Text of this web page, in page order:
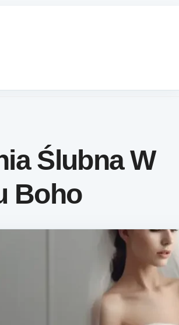
Ślubna W
Boho